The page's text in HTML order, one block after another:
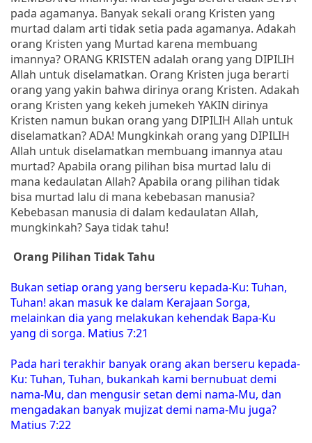
pada agamanya. Banyak sekali orang Kristen yang
murtad dalam arti tidak setia pada agamanya. Adakah
orang Kristen yang Murtad karena membuang
imannya? ORANG KRISTEN adalah orang yang DIPILIH
Allah untuk diselamatkan. Orang Kristen juga berarti
orang yang yakin bahwa dirinya orang Kristen. Adakah
orang Kristen yang kekeh jumekeh YAKIN dirinya
Kristen namun bukan orang yang DIPILIH Allah untuk
diselamatkan? ADA! Mungkinkah orang yang DIPILIH
Allah untuk diselamatkan membuang imannya atau
murtad? Apabila orang pilihan bisa murtad lalu di
mana kedaulatan Allah? Apabila orang pilihan tidak
bisa murtad lalu di mana kebebasan manusia?
Kebebasan manusia di dalam kedaulatan Allah,
mungkinkah? Saya tidak tahu!
Orang Pilihan Tidak Tahu
Bukan setiap orang yang berseru kepada-Ku: Tuhan,
Tuhan! akan masuk ke dalam Kerajaan Sorga,
melainkan dia yang melakukan kehendak Bapa-Ku
yang di sorga. Matius 7:21
Pada hari terakhir banyak orang akan berseru kepada-
Ku: Tuhan, Tuhan, bukankah kami bernubuat demi
nama-Mu, dan mengusir setan demi nama-Mu, dan
mengadakan banyak mujizat demi nama-Mu juga?
Matius 7:22